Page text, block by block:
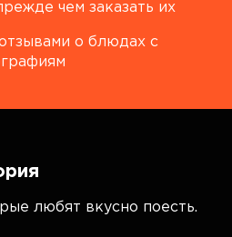
чем заказать их
о блюдах с
любят вкусно поесть.